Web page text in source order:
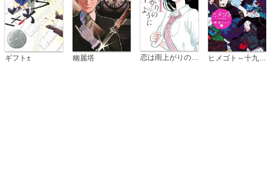
ギフト± 幽麗塔 恋は雨上がりのように